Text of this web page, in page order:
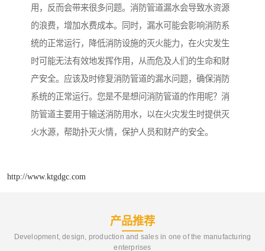
用，反而会带来很多问题。消防管道漏水会导致水资源
的浪费，增加水费成本。同时，漏水可能会影响消防系
统的正常运行，降低消防设施的灭火能力，在火灾发生
时可能无法有效地发挥作用，从而危及人们的生命和财
产安全。应该及时修复消防管道的漏水问题，确保消防
系统的正常运行。您是不是想问消防管道的作用呢？消
防管道主要用于输送消防用水，以在火灾发生时提供灭
火水源，帮助扑灭火情，保护人员和财产的安全。
http://www.ktgdgc.com
产品推荐
Development, design, production and sales in one of the manufacturing
enterprises